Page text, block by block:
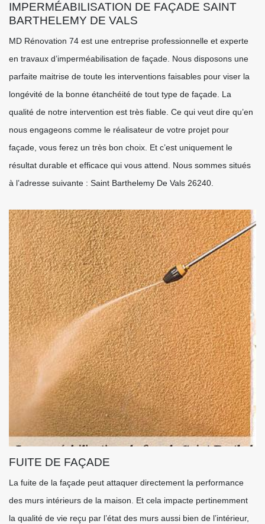
IMPERMÉABILISATION DE FAÇADE SAINT
BARTHELEMY DE VALS
MD Rénovation 74 est une entreprise professionnelle et experte
en travaux d’imperméabilisation de façade. Nous disposons une
parfaite maitrise de toute les interventions faisables pour viser la
longévité de la bonne étanchéité de tout type de façade. La
qualité de notre intervention est très fiable. Ce qui veut dire qu’en
nous engageons comme le réalisateur de votre projet pour
façade, vous ferez un très bon choix. Et c’est uniquement le
résultat durable et efficace qui vous attend. Nous sommes situés
à l’adresse suivante : Saint Barthelemy De Vals 26240.
FUITE DE FAÇADE
La fuite de la façade peut attaquer directement la performance
des murs intérieurs de la maison. Et cela impacte pertinemment
la qualité de vie reçu par l’état des murs aussi bien de l’intérieur,